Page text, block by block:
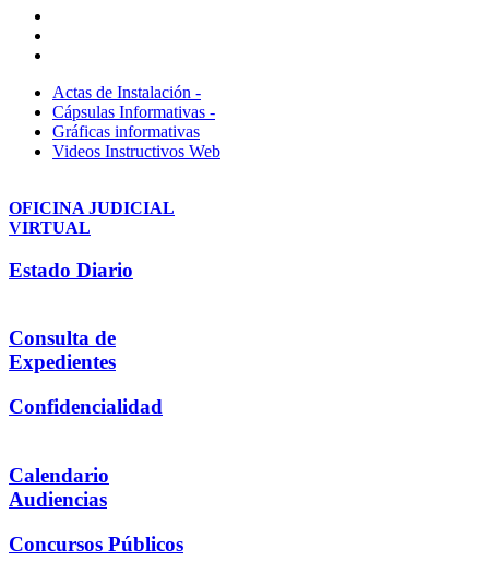
Actas de Instalación -
Cápsulas Informativas -
Gráficas informativas
Videos Instructivos Web
OFICINA JUDICIAL
VIRTUAL
Estado Diario
Consulta de
Expedientes
Confidencialidad
Calendario
Audiencias
Concursos Públicos